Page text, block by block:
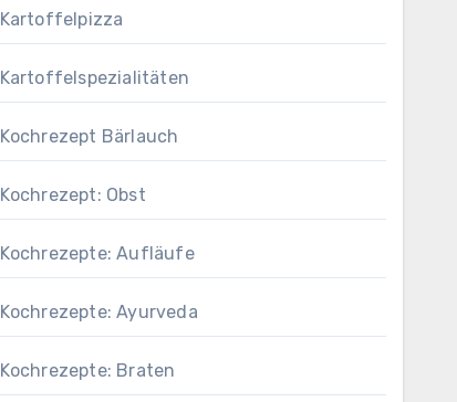
Kartoffelpizza
Kartoffelspezialitäten
Kochrezept Bärlauch
Kochrezept: Obst
Kochrezepte: Aufläufe
Kochrezepte: Ayurveda
Kochrezepte: Braten